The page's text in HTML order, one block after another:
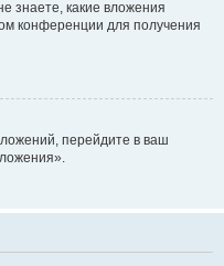
знаете, какие вложения
конференции для получения
перейдите в ваш